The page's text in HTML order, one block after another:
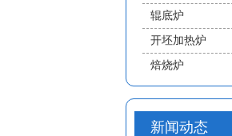
辊底炉
开坯加热炉
焙烧炉
新闻动态